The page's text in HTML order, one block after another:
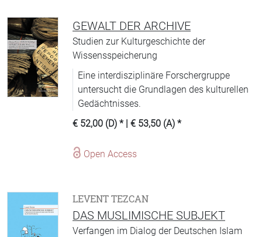
GEWALT DER ARCHIVE
Studien zur Kulturgeschichte der
Wissensspeicherung
Eine interdisziplinäre Forschergruppe
untersucht die Grundlagen des kulturellen
Gedächtnisses.
€ 52,00 (D) * | € 53,50 (A) *
Open Access
LEVENT TEZCAN
DAS MUSLIMISCHE SUBJEKT
Verfangen im Dialog der Deutschen Islam